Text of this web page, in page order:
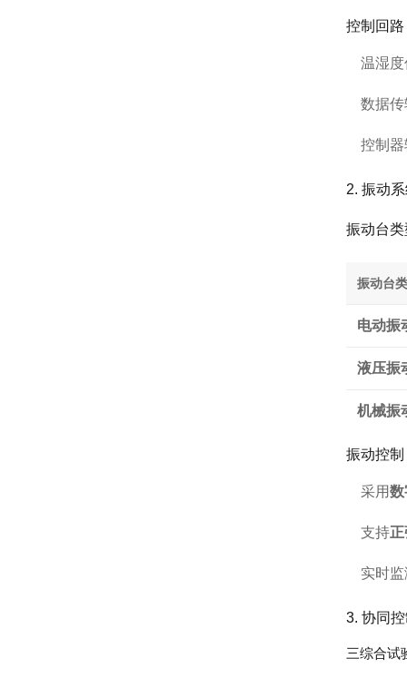
控制回路
温湿
数据
控制
2. 振动
振动台类
振动台
电动振
液压振
机械振
振动控制
采用数
支持
实时
3. 协同
三综合试